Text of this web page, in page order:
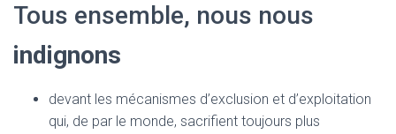
Tous ensemble, nous nous
indignons
devant les mécanismes d’exclusion et d’exploitation
qui, de par le monde, sacrifient toujours plus